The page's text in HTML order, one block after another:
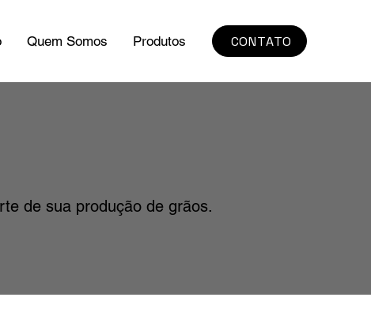
CONTATO
Quem Somos Produtos
de sua produção de grãos.